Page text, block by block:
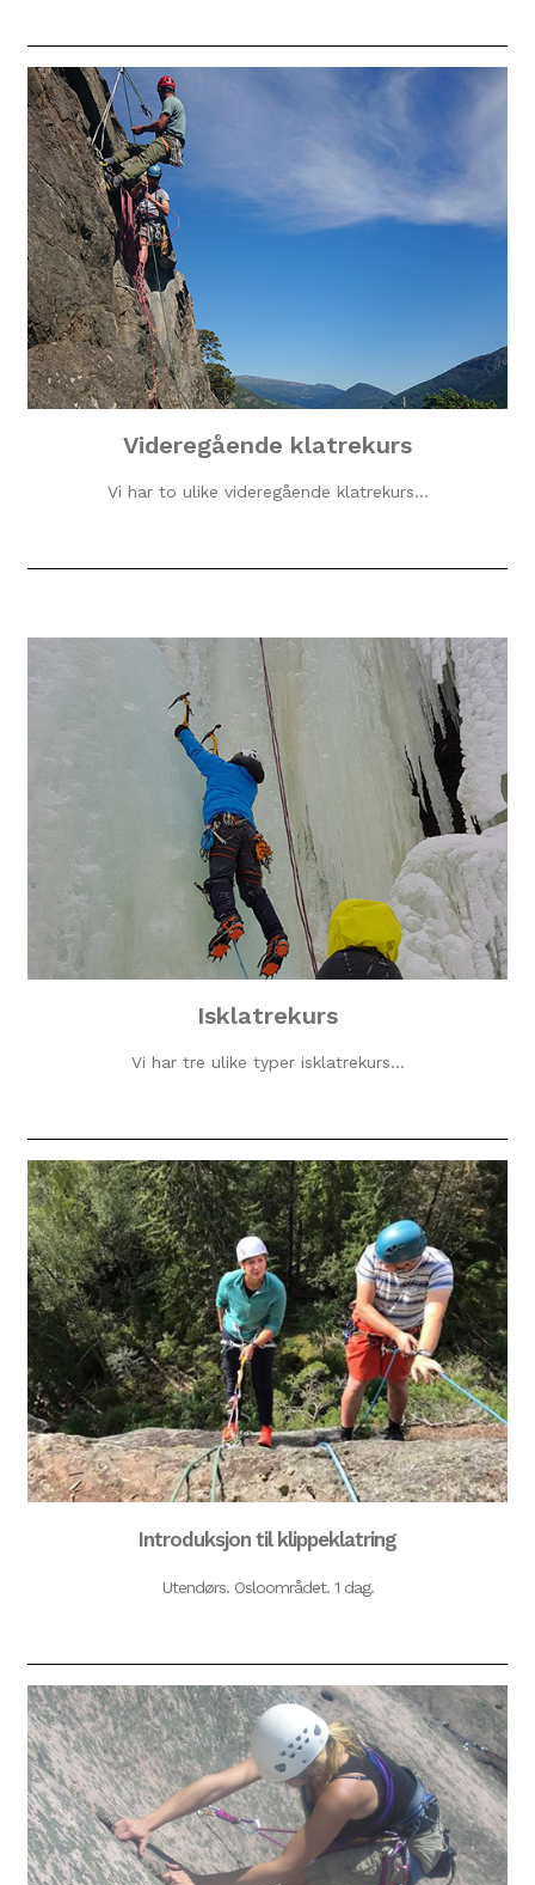
Videregående klatrekurs
Vi har to ulike videregående klatrekurs…
Isklatrekurs
Vi har tre ulike typer isklatrekurs…
Introduksjon til klippeklatring
Utendørs. Osloområdet. 1 dag.